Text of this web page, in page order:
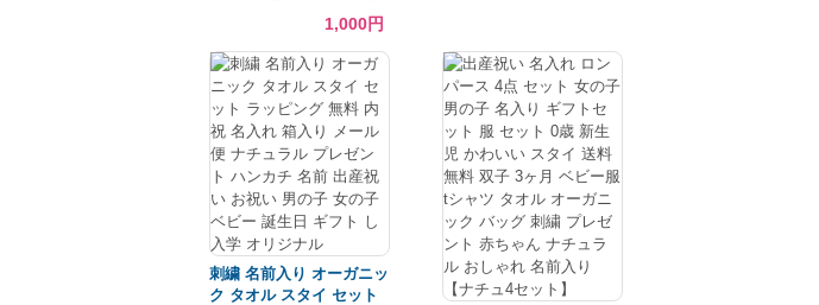
オーガニック 箱入り コッ
トン タオル SDGs サステ
ナブル アイテム 内祝 名
前入り ラッピング ギフト
名前 お祝い 誕生日 卒園
卒対 記念 品 子ども 幼稚
園 保育園 小学校 卒部 記
念品 挨拶 転勤 お返し 内
祝い お礼 先生 プレゼン
ト 席次 結婚式 引き出物
プチ 実用的 子ども
1,000円
念品 記念 品 SDGs 名前
入り ギフト 名前 お礼 先
生 プレゼント 実用的
刺繍 名前入り オーガニッ
ク タオル スタイ セット